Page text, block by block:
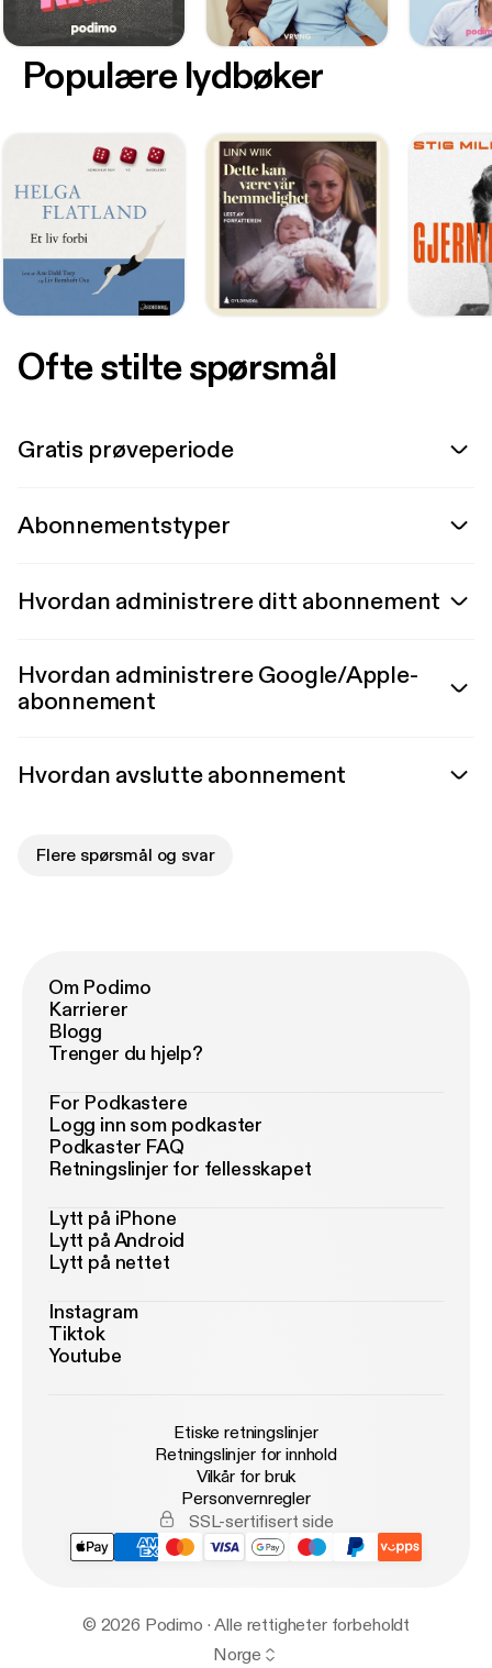
Populære lydbøker
Ofte stilte spørsmål
Gratis prøveperiode
Abonnementstyper
Hvordan administrere ditt abonnement
Hvordan administrere Google/Apple-
abonnement
Hvordan avslutte abonnement
Flere spørsmål og svar
Om Podimo
Karrierer
Blogg
Trenger du hjelp?
For Podkastere
Logg inn som podkaster
Podkaster FAQ
Retningslinjer for fellesskapet
Lytt på iPhone
Lytt på Android
Lytt på nettet
Instagram
Tiktok
Youtube
Etiske retningslinjer
Retningslinjer for innhold
Vilkår for bruk
Personvernregler
SSL-sertifisert side
© 2026 Podimo · Alle rettigheter forbeholdt
Norge